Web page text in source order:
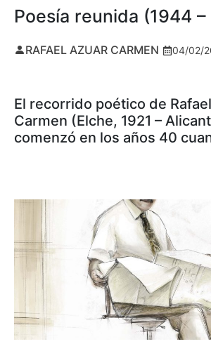
Poesía reunida (1944 –
RAFAEL AZUAR CARMEN 04/02/
El recorrido poético de
Carmen (Elche, 1921 –
comenzó en los años 40